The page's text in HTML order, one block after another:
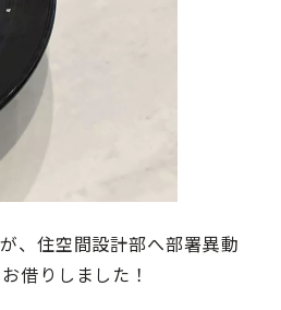
、住空間設計部へ部署異動
借りしました！